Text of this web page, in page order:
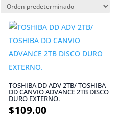
TOSHIBA DD ADV 2TB/ TOSHIBA
DD CANVIO ADVANCE 2TB DISCO
DURO EXTERNO.
$109.00